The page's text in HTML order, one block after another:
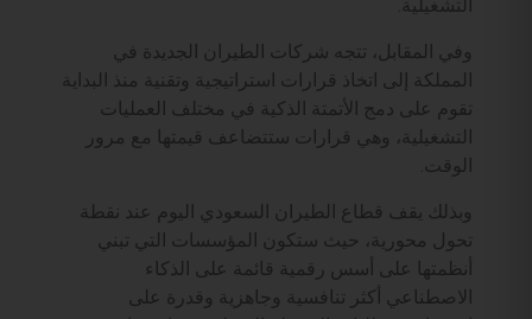
التشغيلية.
وفي المقابل، تتجه شركات الطيران الجديدة في
المملكة إلى اتخاذ قرارات استراتيجية وتقنية منذ البداية
تقوم على دمج الأتمتة الذكية في مختلف العمليات
التشغيلية، وهي قرارات ستتضاعف قيمتها مع مرور
الوقت.
وبذلك يقف قطاع الطيران السعودي اليوم عند نقطة
تحول محورية، حيث ستكون المؤسسات التي تبني
أنظمتها على أسس رقمية قائمة على الذكاء
الاصطناعي أكثر تنافسية وجاهزية وقدرة على